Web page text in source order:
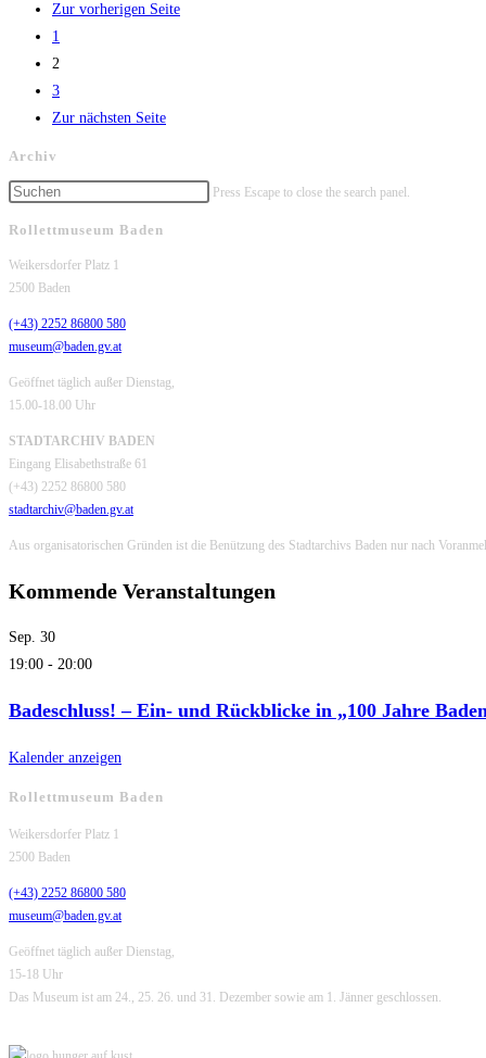
Zur vorherigen Seite
1
2
3
Zur nächsten Seite
Archiv
Press Escape to close the search panel.
Rollettmuseum Baden
Weikersdorfer Platz 1
2500 Baden
(+43) 2252 86800 580
museum@baden.gv.at
Geöffnet täglich außer Dienstag,
15.00-18.00 Uhr
STADTARCHIV BADEN
Eingang Elisabethstraße 61
(+43) 2252 86800 580
stadtarchiv@baden.gv.at
Aus organisatorischen Gründen ist die Benützung des Stadtarchivs Baden nur nach
Kommende Veranstaltungen
Sep. 30
19:00 - 20:00
Badeschluss! – Ein- und Rückblicke in „100 Jahre
Kalender anzeigen
Rollettmuseum Baden
Weikersdorfer Platz 1
2500 Baden
(+43) 2252 86800 580
museum@baden.gv.at
Geöffnet täglich außer Dienstag,
15-18 Uhr
Das Museum ist am 24., 25. 26. und 31. Dezember sowie am 1. Jänner geschlossen.